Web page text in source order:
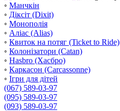
◦ Манчкін
◦ Діксіт (Dixit)
◦ Монополія
◦ Аліас (Alias)
◦ Квиток на потяг (Ticket to Ride)
◦ Колонізатори (Catan)
◦ Hasbro (Хасбро)
◦ Каркасон (Carcassonne)
◦ Ігри для дітей
(067) 589-03-97
(095) 589-03-97
(093) 589-03-97